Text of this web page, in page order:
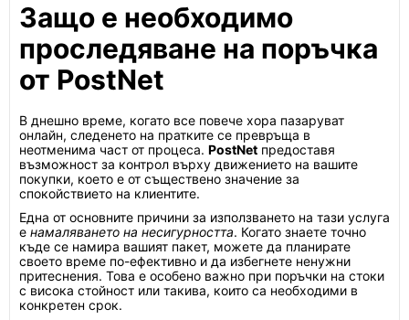
Защо е необходимо
проследяване на поръчка
от PostNet
В днешно време, когато все повече хора пазаруват
онлайн, следенето на пратките се превръща в
неотменима част от процеса. PostNet предоставя
възможност за контрол върху движението на вашите
покупки, което е от съществено значение за
спокойствието на клиентите.
Една от основните причини за използването на тази услуга
е намаляването на несигурността. Когато знаете точно
къде се намира вашият пакет, можете да планирате
своето време по-ефективно и да избегнете ненужни
притеснения. Това е особено важно при поръчки на стоки
с висока стойност или такива, които са необходими в
конкретен срок.